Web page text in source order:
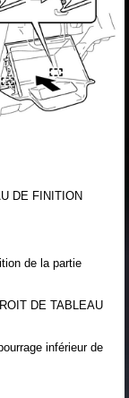
DE FINITION
de la partie
DE TABLEAU
inférieur de